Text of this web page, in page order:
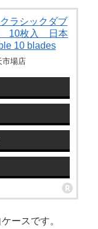
ラシックダブ
10枚入 日本
10 blades
市場店
ースです。